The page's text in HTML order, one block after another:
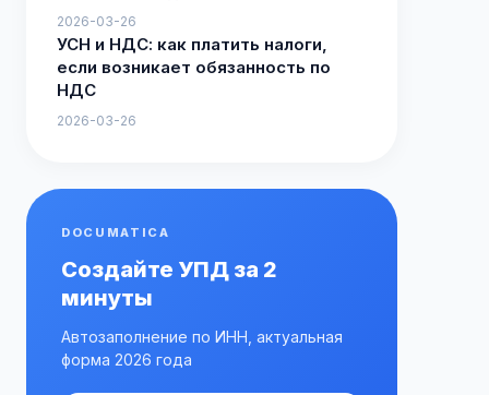
2026-03-26
УСН и НДС: как платить налоги,
если возникает обязанность по
НДС
2026-03-26
DOCUMATICA
Создайте УПД за 2
минуты
Автозаполнение по ИНН, актуальная
форма 2026 года